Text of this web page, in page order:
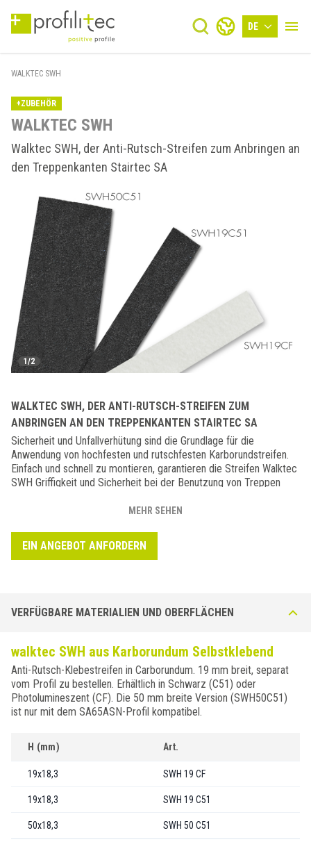
DE
WALKTEC SWH
+ZUBEHÖR
WALKTEC SWH
Walktec SWH, der Anti-Rutsch-Streifen zum Anbringen an
den Treppenkanten Stairtec SA
1/2
WALKTEC SWH, DER ANTI-RUTSCH-STREIFEN ZUM
ANBRINGEN AN DEN TREPPENKANTEN STAIRTEC SA
Sicherheit und Unfallverhütung sind die Grundlage für die
Anwendung von hochfesten und rutschfesten Karborundstreifen.
Einfach und schnell zu montieren, garantieren die Streifen Walktec
SWH Griffigkeit und Sicherheit bei der Benutzung von Treppen
sind. Nach der Verlegung wird er auf dem Winkelprofil angebracht
vorschriftsmäßigen rutschfesten Treppenkante. In zwei Breiten
erhältlich: 19 mm für die Anwendung auf der Treppenkante SA52
MEHR SEHEN
EIN ANGEBOT ANFORDERN
VERFÜGBARE MATERIALIEN UND OBERFLÄCHEN
walktec SWH aus Karborundum Selbstklebend
Anti-Rutsch-Klebestreifen in Carborundum. 19 mm breit, separat
vom Profil zu bestellen. Erhältlich in Schwarz (C51) oder
Photolumineszent (CF). Die 50 mm breite Version (SWH50C51)
ist nur mit dem SA65ASN-Profil kompatibel.
H (mm) Art.
19x18,3 SWH 19 CF
19x18,3 SWH 19 C51
50x18,3 SWH 50 C51